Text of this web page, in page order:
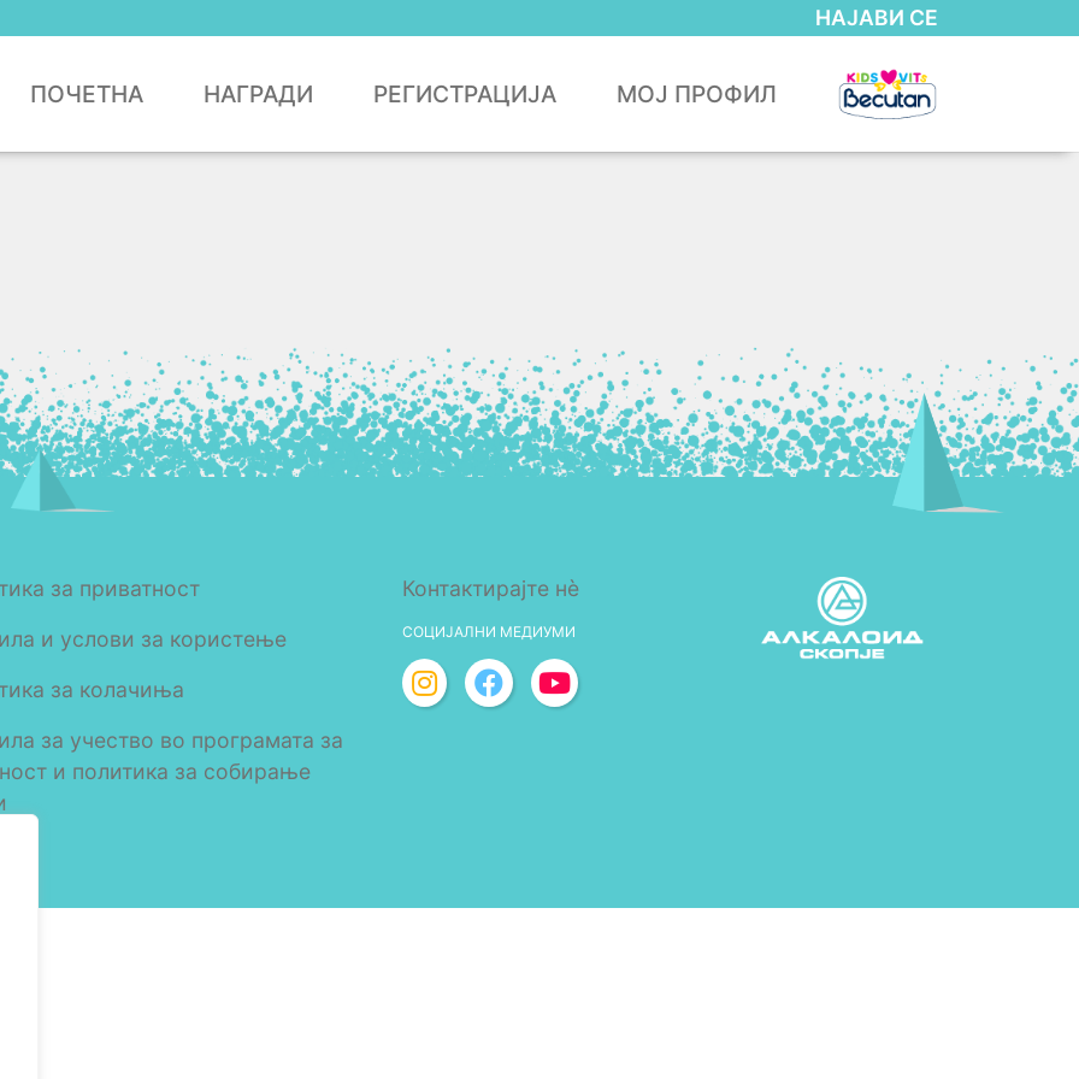
НАЈАВИ СЕ
ПОЧЕТНА НАГРАДИ РЕГИСТРАЦИЈА МОЈ ПРОФИЛ
за приватност
и услови за користење
за колачиња
за учество во програмата за
и политика за собирање
Контактирајте нè
СОЦИЈАЛНИ МЕДИУМИ